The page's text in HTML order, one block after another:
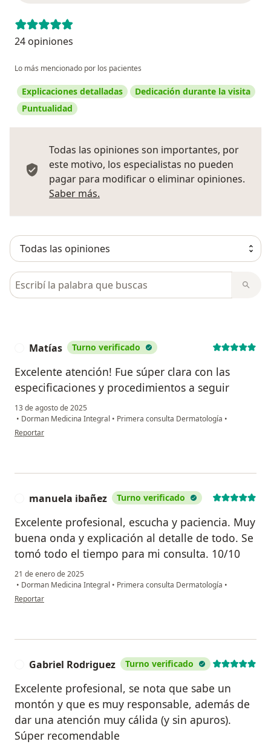
24 opiniones
Lo más mencionado por los pacientes
Explicaciones detalladas
Dedicación durante la visita
Puntualidad
Todas las opiniones son importantes, por
este motivo, los especialistas no pueden
pagar para modificar o eliminar opiniones.
Saber más.
Busca en opiniones
Matías Turno verificado
Excelente atención! Fue súper clara con las
especificaciones y procedimientos a seguir
13 de agosto de 2025
• Dorman Medicina Integral • Primera consulta Dermatología •
en opinión del usuario Matías
Reportar
manuela ibañez Turno verificado
Excelente profesional, escucha y paciencia. Muy
buena onda y explicación al detalle de todo. Se
tomó todo el tiempo para mi consulta. 10/10
21 de enero de 2025
• Dorman Medicina Integral • Primera consulta Dermatología •
en opinión del usuario manuela ibañez
Reportar
Gabriel Rodriguez Turno verificado
Excelente profesional, se nota que sabe un
montón y que es muy responsable, además de
dar una atención muy cálida (y sin apuros).
Súper recomendable